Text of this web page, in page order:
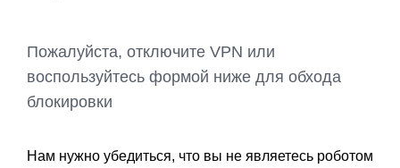
Пожалуйста, отключите VPN или
воспользуйтесь формой ниже для обхода
блокировки
Нам нужно убедиться, что вы не являетесь роботом